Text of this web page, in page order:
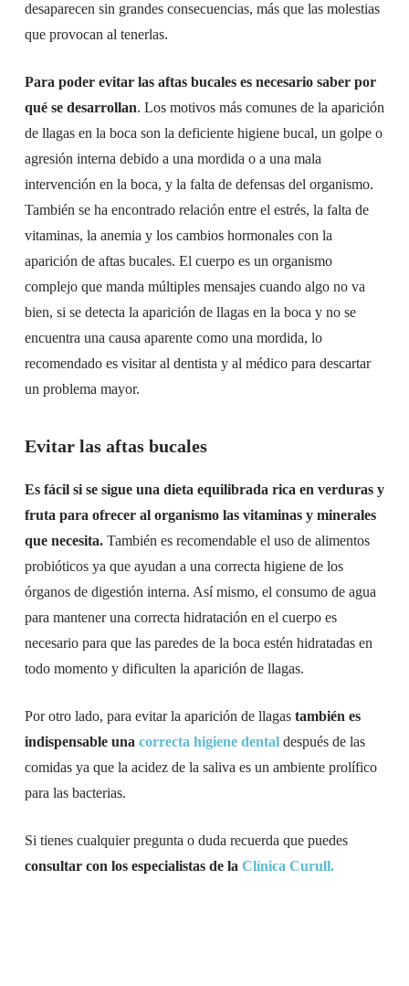
desaparecen sin grandes consecuencias, más que las molestias
que provocan al tenerlas.
Para poder evitar las aftas bucales es necesario saber por
qué se desarrollan. Los motivos más comunes de la aparición
de llagas en la boca son la deficiente higiene bucal, un golpe o
agresión interna debido a una mordida o a una mala
intervención en la boca, y la falta de defensas del organismo.
También se ha encontrado relación entre el estrés, la falta de
vitaminas, la anemia y los cambios hormonales con la
aparición de aftas bucales. El cuerpo es un organismo
complejo que manda múltiples mensajes cuando algo no va
bien, si se detecta la aparición de llagas en la boca y no se
encuentra una causa aparente como una mordida, lo
recomendado es visitar al dentista y al médico para descartar
un problema mayor.
Evitar las aftas bucales
Es fácil si se sigue una dieta equilibrada rica en verduras y
fruta para ofrecer al organismo las vitaminas y minerales
que necesita.También es recomendable el uso de alimentos
probióticos ya que ayudan a una correcta higiene de los
órganos de digestión interna. Así mismo, el consumo de agua
para mantener una correcta hidratación en el cuerpo es
necesario para que las paredes de la boca estén hidratadas en
todo momento y dificulten la aparición de llagas.
Por otro lado, para evitar la aparición de llagas también es
indispensable una correcta higiene dentaldespués de las
comidas ya que la acidez de la saliva es un ambiente prolífico
para las bacterias.
Si tienes cualquier pregunta o duda recuerda que puedes
consultar con los especialistas de la Clínica Curull.